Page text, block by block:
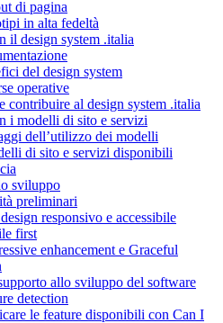
di pagina
in alta fedeltà
il design system .italia
del design system
operative
contribuire al design system .italia
i modelli di sito e servizi
dell’utilizzo dei modelli
di sito e servizi disponibili
sviluppo
preliminari
responsivo e accessibile
first
enhancement e Graceful
allo sviluppo del software
detection
le feature disponibili con Can I